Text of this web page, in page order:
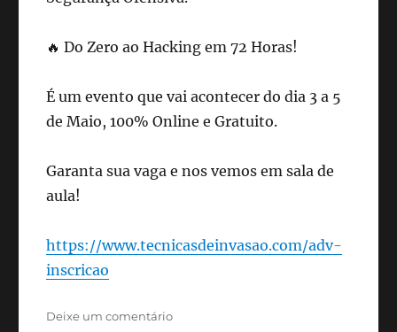
🔥 Do Zero ao Hacking em 72 Horas!
É um evento que vai acontecer do dia 3 a 5
de Maio, 100% Online e Gratuito.
Garanta sua vaga e nos vemos em sala de
aula!
https://www.tecnicasdeinvasao.com/adv-
inscricao
Deixe um comentárioem